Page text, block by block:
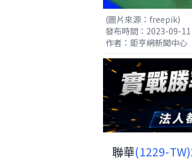
(圖片來源：freepik)
發布時間：2023-09-
作者：鉅亨網新聞中心
聯華(1229-TW)